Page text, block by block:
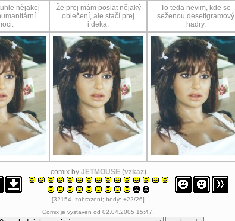
nějakej
Že prej mám poslat nějaký
oblečení, ale stačí prej
i deka.
To teda nevim, kde se
seženou desetigramový
hadry.
comix by JETMOUSE(vzkaz)
[32154. zobrazení; body: +22/26]
Comix je vystaven od 02.04.2005 15:47.